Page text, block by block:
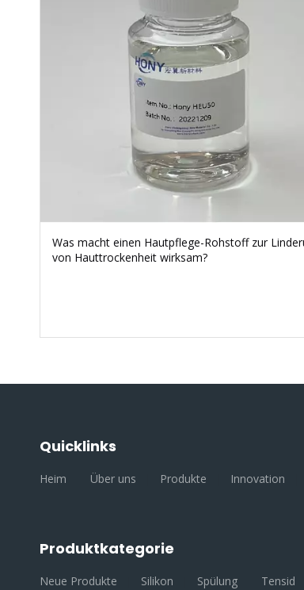
Was macht einen Hautpflege-Rohstoff zur
von Hauttrockenheit wirksam?
Quicklinks
Heim Über uns Produkte Innovation
Produktkategorie
Neue Produkte Silikon Spülung Tensid